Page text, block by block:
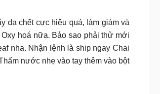
da chết cực hiệu quả, làm giảm và
hoá nữa. Bảo sao phải thử mới
nha. Nhận lệnh là ship ngay Chai
nước nhẹ vào tay thêm vào bột